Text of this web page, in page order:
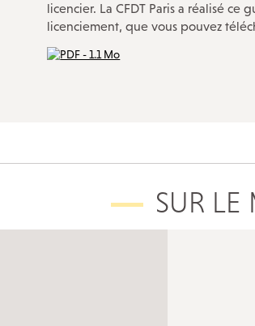
licencier. La CFDT Paris a réalisé ce
licenciement, que vous pouvez
SUR LE